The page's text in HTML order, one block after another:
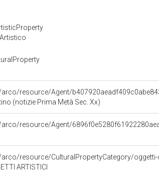
resource/Agent/
(notizie Prima Metà Sec. Xx)
resource/Agent/
resource/CulturalPropertyCategory/oggetti-
ARTISTICI